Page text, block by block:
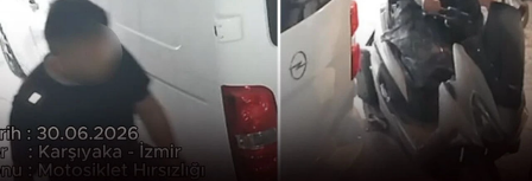
MAGAZİN
POLİTİKA
SAĞLIK